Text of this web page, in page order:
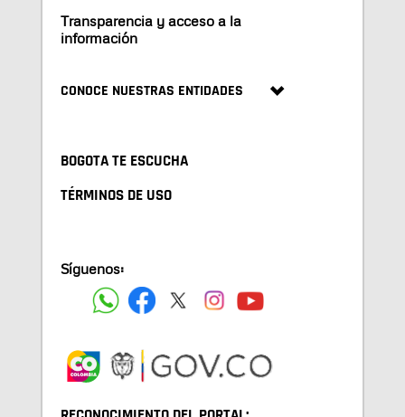
Transparencia y acceso a la
información
CONOCE NUESTRAS ENTIDADES
BOGOTA TE ESCUCHA
TÉRMINOS DE USO
Síguenos: